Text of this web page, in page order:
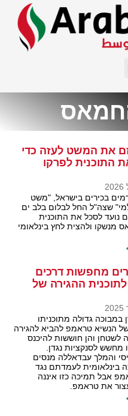
את המשט לעזה כדי
התוכנית לפרקו
בכירים בישראל, "משט
שצה"ל החל לבלום בלב ים
נועד לסכל את התוכנית
מנשקו ולהצית לחץ בינלאומי
מחפשות דרכים
ההגירה של
במבוכה גדולה מתוכניתו
הנשיא טראמפ להביא להגירה
לשטחן והן חוששות להיכנס
מחשש לסנקציות נגדן.
והמלך עבדאללה מנסים
בינלאומית לעמדתם נגד
אבל תמיכה כזו איננה
את טראמפ.